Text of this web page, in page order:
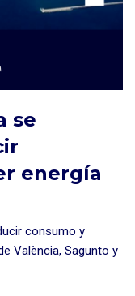
se
energía
consumo y
València, Sagunto y